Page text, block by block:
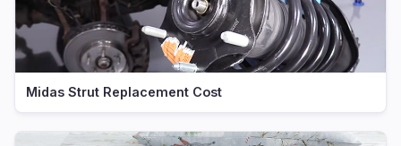
Midas Strut Replacement Cost